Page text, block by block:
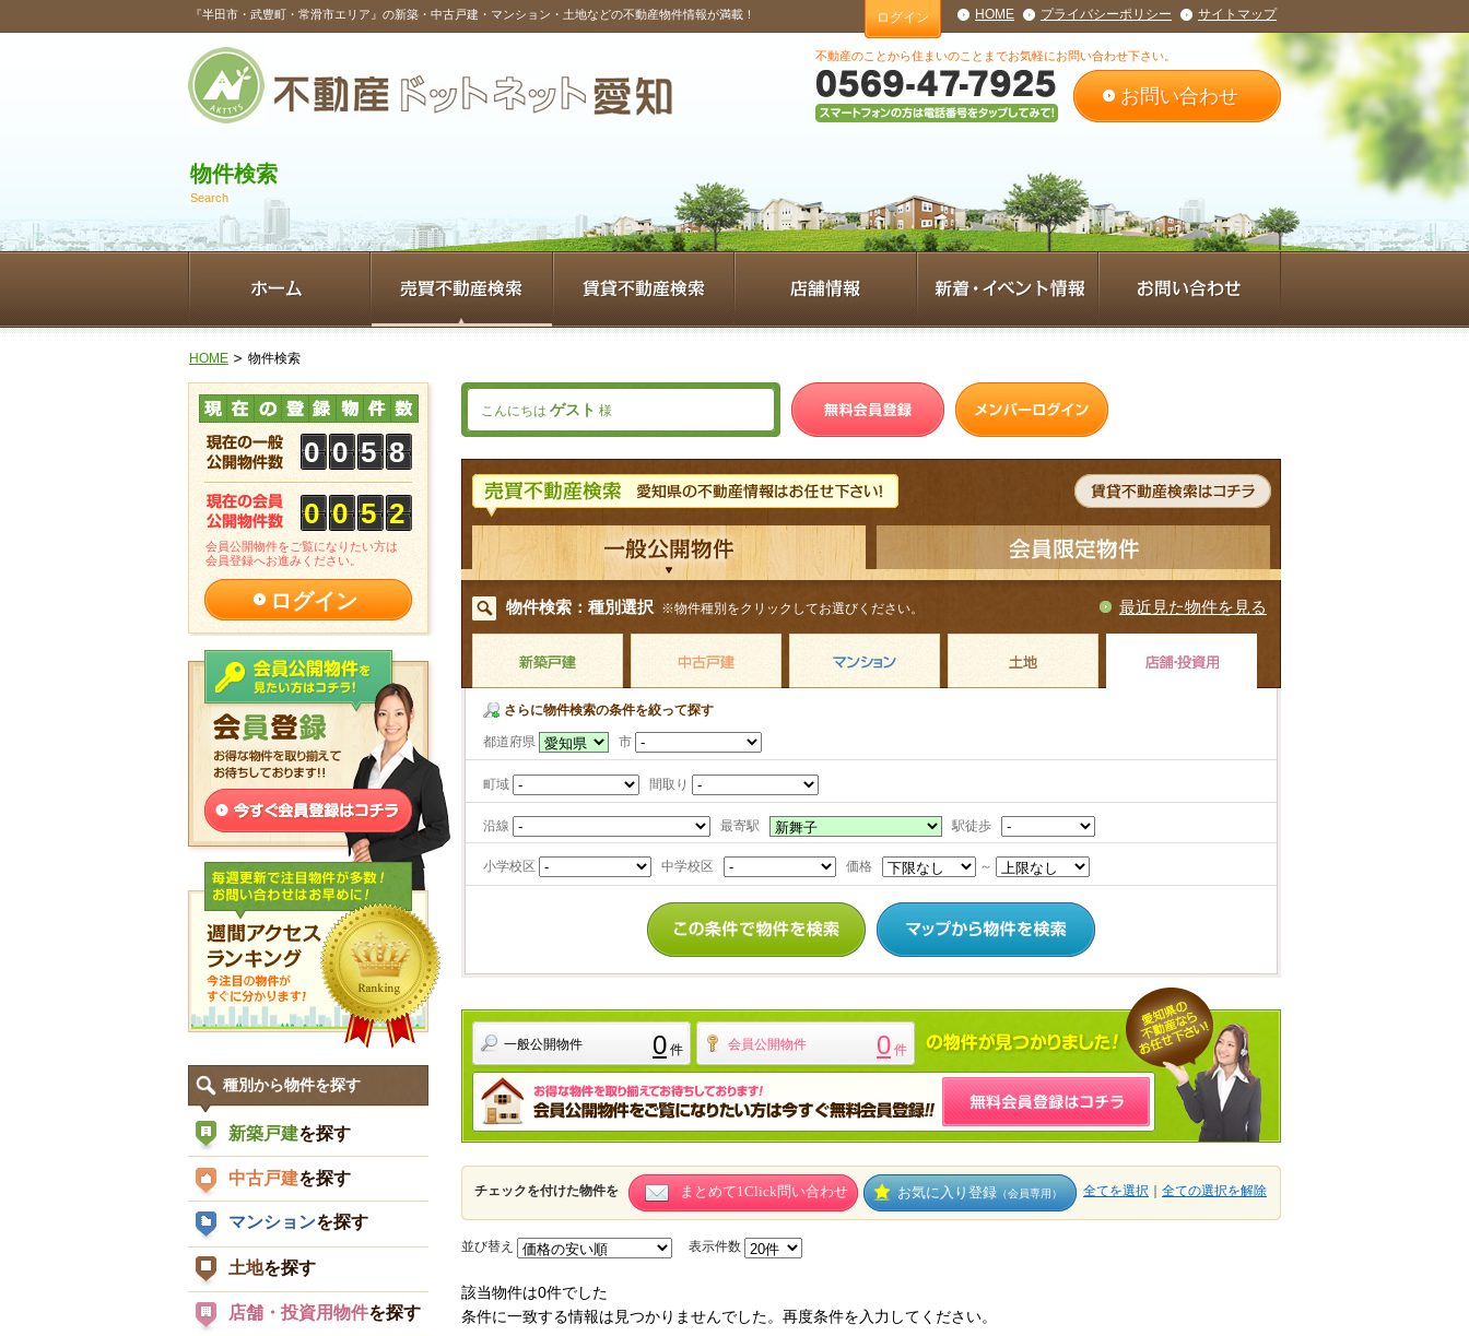
『半田市・武豊町・常滑市エリア』の新築・中古戸建・マンション・土地などの不動産物件情報が満載！ ログイン HOME プライバシーポリシー サイトマップ
不動産のことから住まいのことまでお気軽にお問い合わせ下さい。
お問い合わせ
物件検索
Search
HOME 物件検索
こんにちは ゲスト 様
物件検索：種別選択 ※物件種別をクリックしてお選びください。 最近見た物件を見る
さらに物件検索の条件を絞って探す
都道府県 市
町域 間取り
沿線 最寄駅 駅徒歩
小学校区 中学校区 価格 ～
一般公開物件 0 件 会員公開物件 0 件
チェックを付けた物件を まとめて1Click問い合わせ お気に入り登録 （会員専用） 全てを選択 全ての選択を解除
並び替え 表示件数
該当物件は0件でした
条件に一致する情報は見つかりませんでした。再度条件を入力してください。
8
5
0
0
2
5
0
0
会員公開物件をご覧になりたい方は
会員登録へお進みください。
ログイン
種別から物件を探す
新築戸建を探す
中古戸建を探す
マンションを探す
土地を探す
店舗・投資用物件を探す